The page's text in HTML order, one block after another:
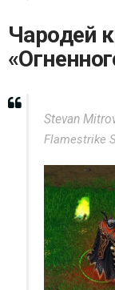
Чародей
Stevan
Flamestrike